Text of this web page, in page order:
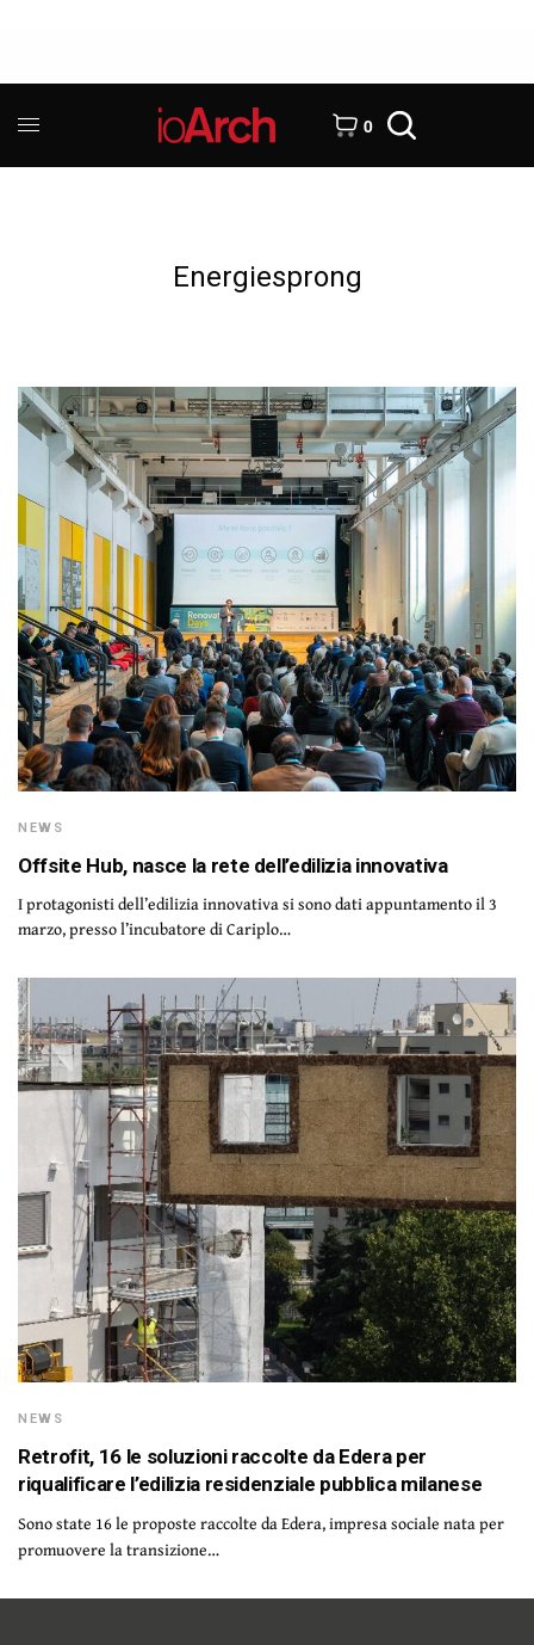
0
Energiesprong
NEWS
Offsite Hub, nasce la rete dell’edilizia innovativa
I protagonisti dell’edilizia innovativa si sono dati appuntamento il 3
marzo, presso l’incubatore di Cariplo…
NEWS
Retrofit, 16 le soluzioni raccolte da Edera per
riqualificare l’edilizia residenziale pubblica milanese
Sono state 16 le proposte raccolte da Edera, impresa sociale nata per
promuovere la transizione…